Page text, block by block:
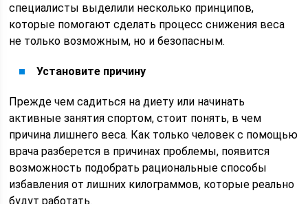
специалисты выделили несколько принципов,
которые помогают сделать процесс снижения веса
не только возможным, но и безопасным.
Установите причину
Прежде чем садиться на диету или начинать
активные занятия спортом, стоит понять, в чем
причина лишнего веса. Как только человек с помощью
врача разберется в причинах проблемы, появится
возможность подобрать рациональные способы
избавления от лишних килограммов, которые реально
будут работать.